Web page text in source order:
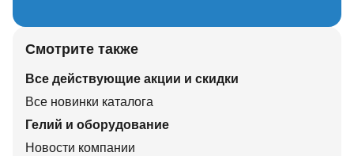
Смотрите также
Все действующие акции и скидки
Все новинки каталога
Гелий и оборудование
Новости компании